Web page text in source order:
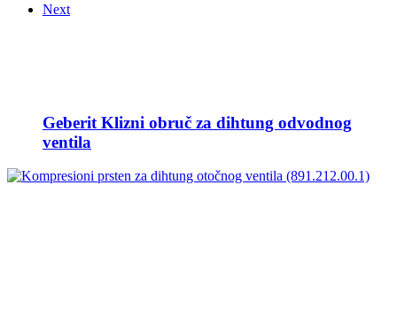
Next
Geberit Klizni obruč za dihtung odvodnog
ventila